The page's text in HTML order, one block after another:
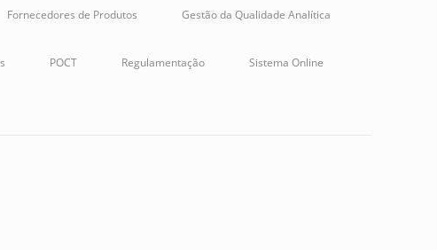
Fornecedores de Produtos Gestão da Qualidade Analítica
POCT Regulamentação Sistema Online